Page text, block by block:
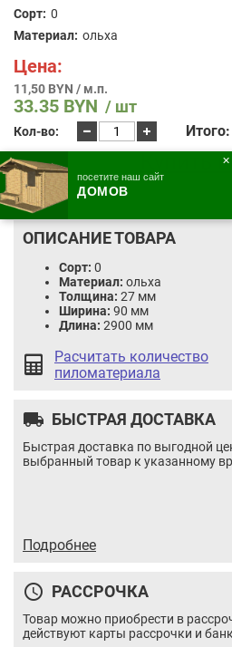
Сорт: 0
Материал: ольха
Цена:
11,50 BYN / м.п.
33.35 BYN / шт
Итого:
Кол-во:
Количество
товара
Полок
27x90x2900
Сорт
В корзину Купить
ОПИСАНИЕ ТОВАРА
Сорт: 0
Материал: ольха
Толщина: 27 мм
Ширина: 90 мм
Длина: 2900 мм
Расчитать количество
пиломатериала
local_shipping БЫСТРАЯ ДОСТАВКА
Быстрая доставка по выгодной
выбранный товар к указанному
Подробнее
query_builder РАССРОЧКА
Товар можно приобрести в
действуют карты рассрочки и
Цена:1.24 / шт
Вагонка
ольха
1
15x86x600
В корзину
Купить в 1 клик
Площадь:
посетите наш сайт
ДОМОВ
✕